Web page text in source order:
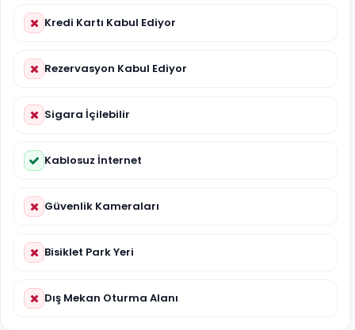
Kredi Kartı Kabul Ediyor
Rezervasyon Kabul Ediyor
Sigara İçilebilir
Kablosuz İnternet
Güvenlik Kameraları
Bisiklet Park Yeri
Dış Mekan Oturma Alanı